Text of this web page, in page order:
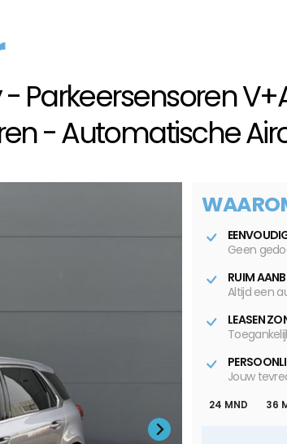
Parkeersensoren
- Automatische
Geen
RUIM
Altijd een
LEASEN
Jouw
24 MND 36